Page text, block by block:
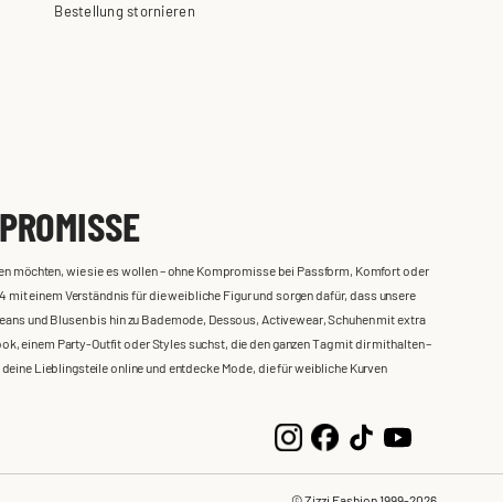
Bestellung stornieren
möchten, wie sie es wollen – ohne Kompromisse bei Passform, Komfort oder
mit einem Verständnis für die weibliche Figur und sorgen dafür, dass unsere
und Blusen bis hin zu Bademode, Dessous, Activewear, Schuhen mit extra
einem Party-Outfit oder Styles suchst, die den ganzen Tag mit dir mithalten –
Lieblingsteile online und entdecke Mode, die für weibliche Kurven